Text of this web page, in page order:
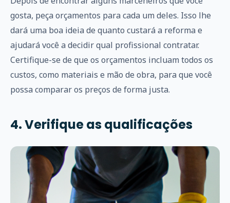
gosta, peça orçamentos para cada um deles. Isso lhe
dará uma boa ideia de quanto custará a reforma e
ajudará você a decidir qual profissional contratar.
Certifique-se de que os orçamentos incluam todos os
custos, como materiais e mão de obra, para que você
possa comparar os preços de forma justa.
4. Verifique as qualificações